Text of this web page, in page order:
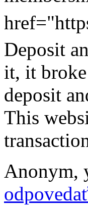
Deposit
it, it
deposit
This
Anonym,